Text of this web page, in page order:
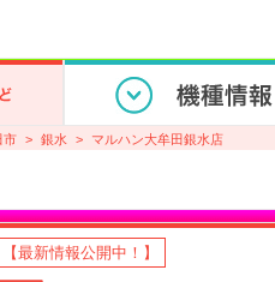
市 銀水 マルハン大牟田銀水店
【最新情報公開中！】